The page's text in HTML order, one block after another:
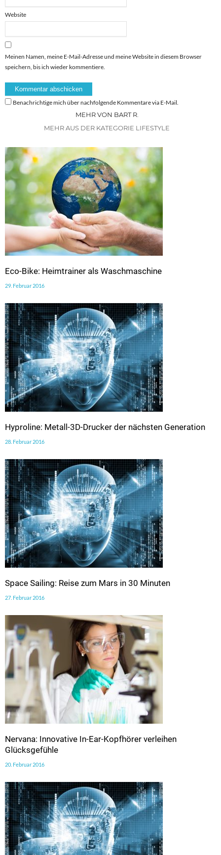
Website
Meinen Namen, meine E-Mail-Adresse und meine Website in diesem Browser
speichern, bis ich wieder kommentiere.
Benachrichtige mich über nachfolgende Kommentare via E-Mail.
MEHR VON BART R.
MEHR AUS DER KATEGORIE LIFESTYLE
Eco-Bike: Heimtrainer als Waschmaschine
29. Februar 2016
Hyproline: Metall-3D-Drucker der nächsten Generation
28. Februar 2016
Space Sailing: Reise zum Mars in 30 Minuten
27. Februar 2016
Nervana: Innovative In-Ear-Kopfhörer verleihen
Glücksgefühle
20. Februar 2016